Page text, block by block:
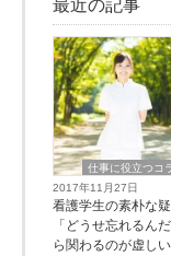
最近の記事
仕事に役立つコ
2017年11月27日
看護学生の素朴な
「どうせ忘れるん
ら関わるのが虚しい